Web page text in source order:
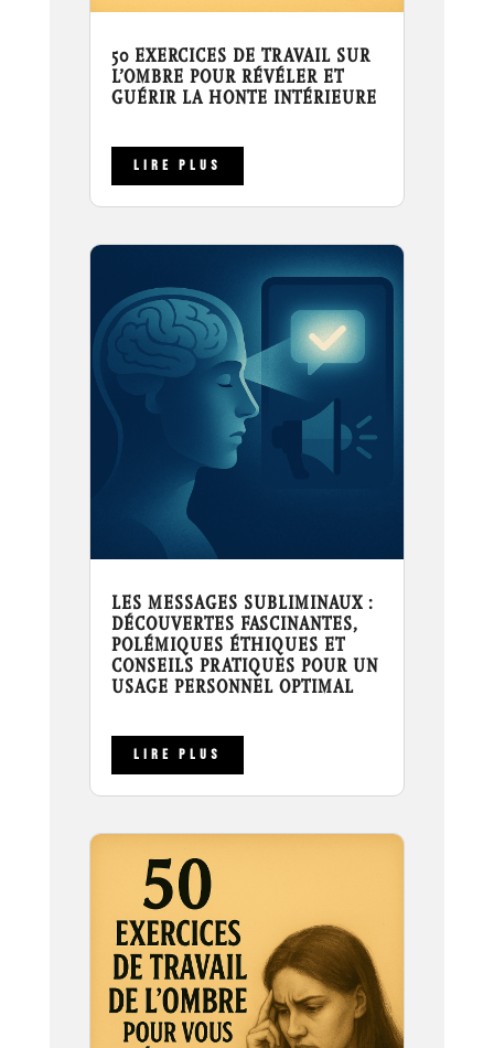
50 EXERCICES DE TRAVAIL SUR
L’OMBRE POUR RÉVÉLER ET
GUÉRIR LA HONTE INTÉRIEURE
LIRE PLUS
LES MESSAGES SUBLIMINAUX :
DÉCOUVERTES FASCINANTES,
POLÉMIQUES ÉTHIQUES ET
CONSEILS PRATIQUES POUR UN
USAGE PERSONNEL OPTIMAL
LIRE PLUS